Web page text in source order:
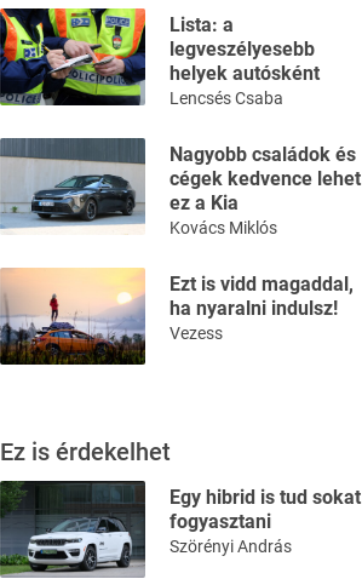
Lista: a
legveszélyesebb
helyek autósként
Lencsés Csaba
Nagyobb családok és
cégek kedvence lehet
ez a Kia
Kovács Miklós
Ezt is vidd magaddal,
ha nyaralni indulsz!
Vezess
Ez is érdekelhet
Egy hibrid is tud sokat
fogyasztani
Szörényi András